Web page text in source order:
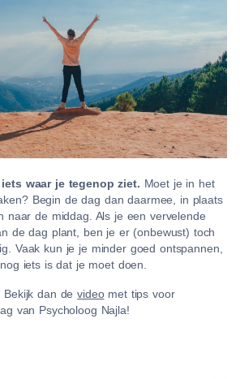
waar je tegenop ziet. Moet je in het
Begin de dag dan daarmee, in plaats
naar de middag. Als je een vervelende
de dag plant, ben je er (onbewust) toch
Vaak kun je je minder goed ontspannen,
iets is dat je moet doen.
Bekijk dan devideomet tips voor
van Psycholoog Najla!